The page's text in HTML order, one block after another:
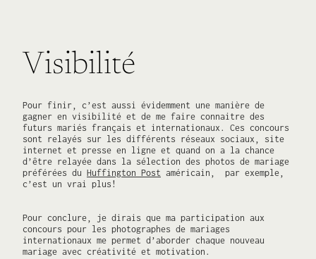
Visibilité
Pour finir, c’est aussi évidemment une manière de
gagner en visibilité et de me faire connaitre des
futurs mariés français et internationaux. Ces concours
sont relayés sur les différents réseaux sociaux, site
internet et presse en ligne et quand on a la chance
d’être relayée dans la sélection des photos de mariage
préférées du Huffington Post américain, par exemple,
c’est un vrai plus!
Pour conclure, je dirais que ma participation aux
concours pour les photographes de mariages
internationaux me permet d’aborder chaque nouveau
mariage avec créativité et motivation.